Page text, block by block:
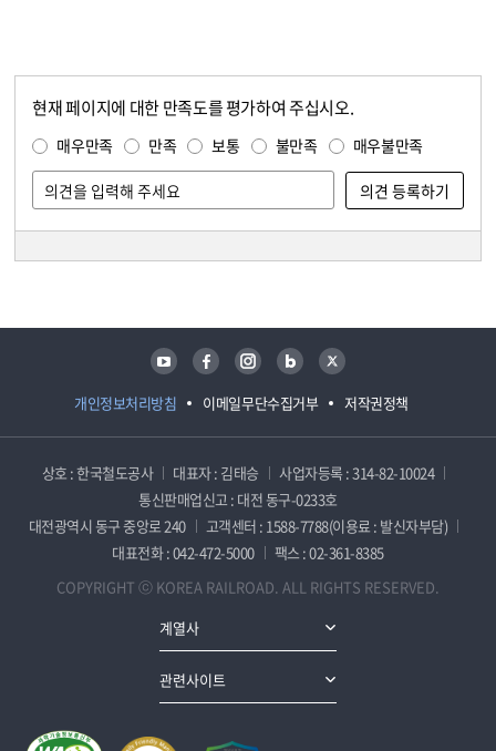
현재 페이지에 대한 만족도를 평가하여 주십시오.
매우만족 만족 보통 불만족 매우불만족
개인정보처리방침 이메일무단수집거부 저작권정책
유튜브 페이스북 인스타그램 블로그 트위터
상호 : 한국철도공사 대표자 : 김태승
사업자등록 : 314-82-10024
통신판매업신고 : 대전 동구-0233호
대전광역시 동구 중앙로 240
고객센터 : 1588-7788(이용료 : 발신자부담)
대표전화 : 042-472-5000
팩스 : 02-361-8385
COPYRIGHT ⓒ KOREA RAILROAD. ALL RIGHTS RESERVED.
계열사
관련사이트